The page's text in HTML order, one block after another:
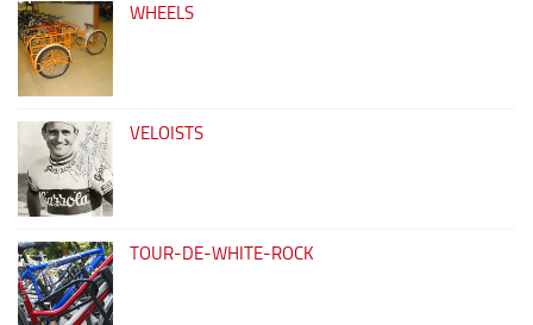
WHEELS
VELOISTS
TOUR-DE-WHITE-ROCK